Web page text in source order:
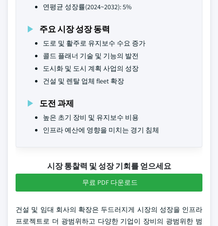
연평균 성장률(2024~2032): 5%
주요 시장 성장 동력
도로 및 활주로 유지보수 수요 증가
콜드 플래너 기술 및 기능의 발전
도시화 및 도시 계획 사업의 성장
건설 및 렌탈 업체 fleet 확장
도전 과제
높은 초기 장비 및 유지보수 비용
인프라 예산에 영향을 미치는 경기 침체
시장 통찰력 및 성장 기회를 얻으세요
무료 PDF 다운로드
건설 및 임대 회사의 확장은 두드러지게 시장의 성장을 인프라
프로젝트로 더 광범위하고 다양한 기업이 장비의 광범위한 범